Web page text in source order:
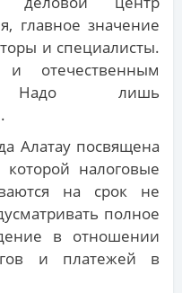
главное значение
и специалисты.
отечественным
Надо лишь
Алатау посвящена
которой налоговые
на срок не
полное
в отношении
и платежей в